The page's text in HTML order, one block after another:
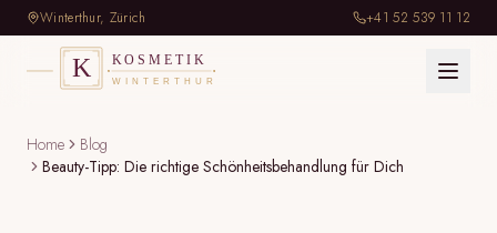
Winterthur, Zürich +41 52 539 11 12
Home
Blog
Beauty-Tipp: Die richtige Schönheitsbehandlung für Dich